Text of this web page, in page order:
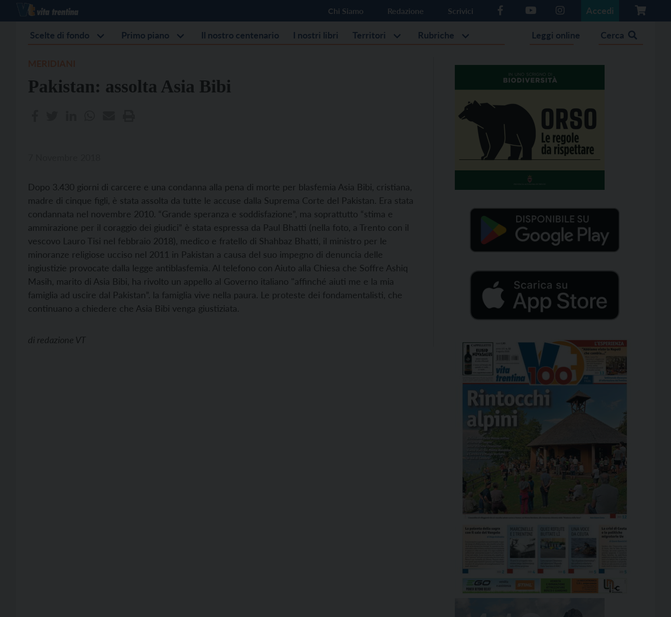
Chi Siamo Redazione Scrivici Accedi
Scelte di fondo Primo piano Il nostro centenario I nostri libri Territori Rubriche Leggi online Cerca
Pakistan: assolta Asia Bibi
Dopo 3.430 giorni di carcere e una condanna alla pena di morte per blasfemia Asia Bibi, cristiana,
madre di cinque figli, è stata assolta da tutte le accuse dalla Suprema Corte del Pakistan. Era stata
condannata nel novembre 2010. “Grande speranza e soddisfazione”, ma soprattutto “stima e
ammirazione per il coraggio dei giudici” è stata espressa da Paul Bhatti (nella foto, a Trento con il
vescovo Lauro Tisi nel febbraio 2018), medico e fratello di Shahbaz Bhatti, il ministro per le
minoranze religiose ucciso nel 2011 in Pakistan a causa del suo impegno di denuncia delle
ingiustizie provocate dalla legge antiblasfemia. Al telefono con Aiuto alla Chiesa che Soffre Ashiq
Masih, marito di Asia Bibi, ha rivolto un appello al Governo italiano "affinché aiuti me e la mia
famiglia ad uscire dal Pakistan”. la famiglia vive nella paura. Le proteste dei fondamentalisti, che
continuano a chiedere che Asia Bibi venga giustiziata.
di redazione VT